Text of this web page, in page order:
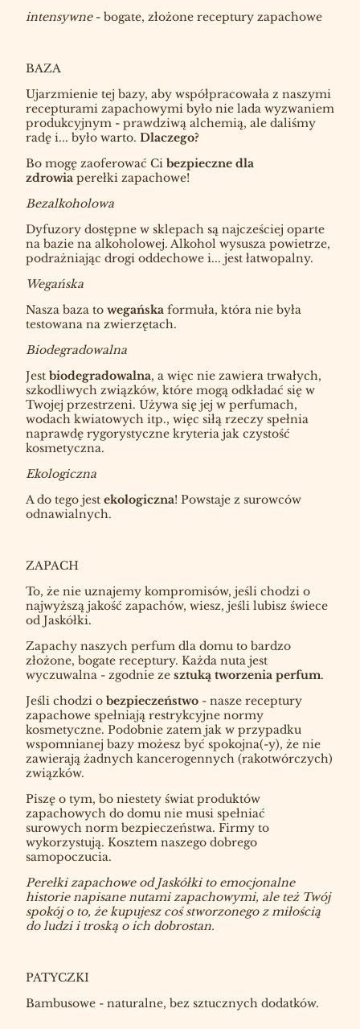
intensywne- bogate, złożone receptury zapachowe
BAZA
Ujarzmienie tej bazy, aby współpracowała z naszymi
recepturami zapachowymi było nie lada wyzwaniem
produkcyjnym - prawdziwą alchemią, ale daliśmy
radę i... było warto. Dlaczego?
Bo mogę zaoferować Ci bezpieczne dla
zdrowia perełki zapachowe!
Bezalkoholowa
Dyfuzory dostępne w sklepach są najcześciej oparte
na bazie na alkoholowej. Alkohol wysusza powietrze,
podrażniając drogi oddechowe i... jest łatwopalny.
Wegańska
Nasza baza to wegańska formuła, która nie była
testowana na zwierzętach.
Biodegradowalna
Jest biodegradowalna, a więc nie zawiera trwałych,
szkodliwych związków, które mogą odkładać się w
Twojej przestrzeni. Używa się jej w perfumach,
wodach kwiatowych itp., więc siłą rzeczy spełnia
naprawdę rygorystyczne kryteria jak czystość
kosmetyczna.
Ekologiczna
A do tego jest ekologiczna! Powstaje z surowców
odnawialnych.
ZAPACH
To, że nie uznajemy kompromisów, jeśli chodzi o
najwyższą jakość zapachów, wiesz, jeśli lubisz świece
od Jaskółki.
Zapachy naszych perfum dla domu to bardzo
złożone, bogate receptury. Każda nuta jest
wyczuwalna - zgodnie ze sztuką tworzenia perfum.
Jeśli chodzi o bezpieczeństwo - nasze receptury
zapachowe spełniają restrykcyjne normy
kosmetyczne. Podobnie zatem jak w przypadku
wspomnianej bazy możesz być spokojna(-y), że nie
zawierają żadnych kancerogennych (rakotwórczych)
związków.
Piszę o tym, bo niestety świat produktów
zapachowych do domu nie musi spełniać
surowych norm bezpieczeństwa. Firmy to
wykorzystują. Kosztem naszego dobrego
samopoczucia.
Perełki zapachowe od Jaskółki to emocjonalne
historie napisane nutami zapachowymi, ale też Twój
spokój o to, że kupujesz coś stworzonego z miłością
do ludzi i troską o ich dobrostan.
PATYCZKI
Bambusowe - naturalne, bez sztucznych dodatków.